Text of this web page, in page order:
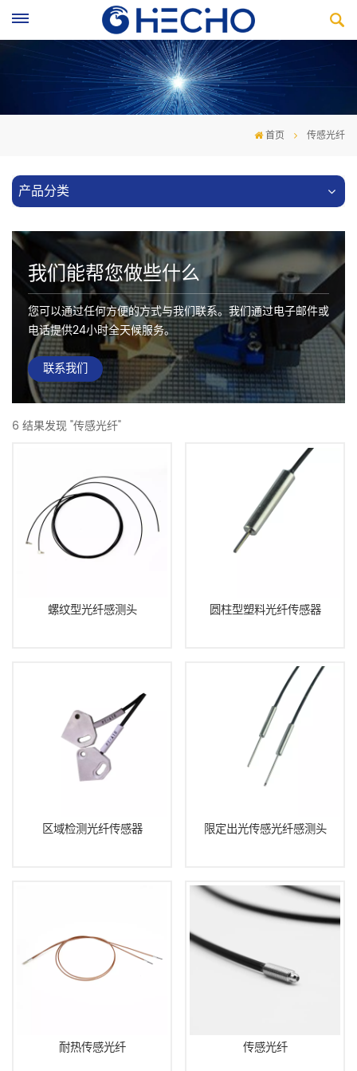
首页 传感光纤
产品分类
我们能帮您做些什么
您可以通过任何方便的方式与我们联系。我们通过电子邮件或
电话提供24小时全天候服务。
联系我们
6 结果发现 "传感光纤"
螺纹型光纤感测头 圆柱型塑料光纤传感器
区域检测光纤传感器 限定出光传感光纤感测头
耐热传感光纤 传感光纤